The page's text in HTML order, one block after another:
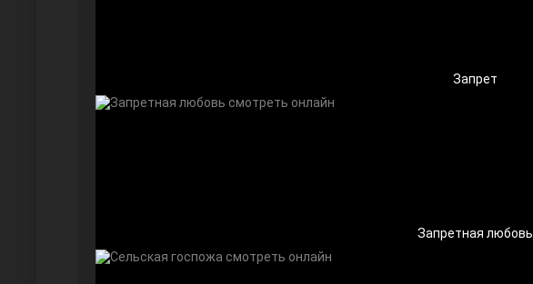
Девушка за стеклом
Запрет
Запретная любовь